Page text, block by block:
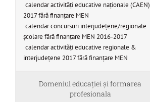
calendar activități educative naționale (CAEN)
2017 fără finanțare MEN
calendar concursuri interjudețene/regionale
școlare fără finanțare MEN 2016-2017
calendar activități educative regionale &
interjudețene 2017 fără finanțare MEN
Domeniul educaţiei şi formarea
profesionala